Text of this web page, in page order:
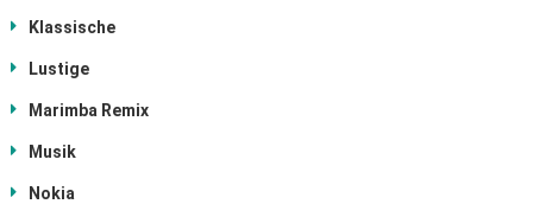
Klassische
Lustige
Marimba Remix
Musik
Nokia